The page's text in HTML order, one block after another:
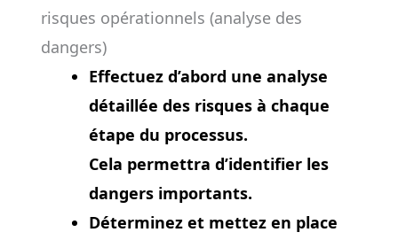
risques opérationnels (analyse des
dangers)
Effectuez d’abord une analyse
détaillée des risques à chaque
étape du processus.
Cela permettra d’identifier les
dangers importants.
Déterminez et mettez en place